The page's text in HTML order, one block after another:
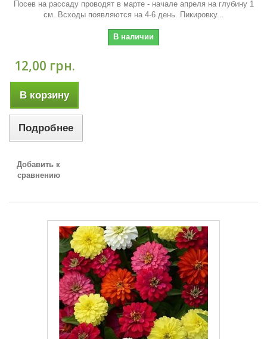
Посев на рассаду проводят в марте - начале апреля на глубину 1
см. Всходы появляются на 4-6 день. Пикировку...
В наличии
12,00 грн.
В корзину
Подробнее
Добавить к
сравнению